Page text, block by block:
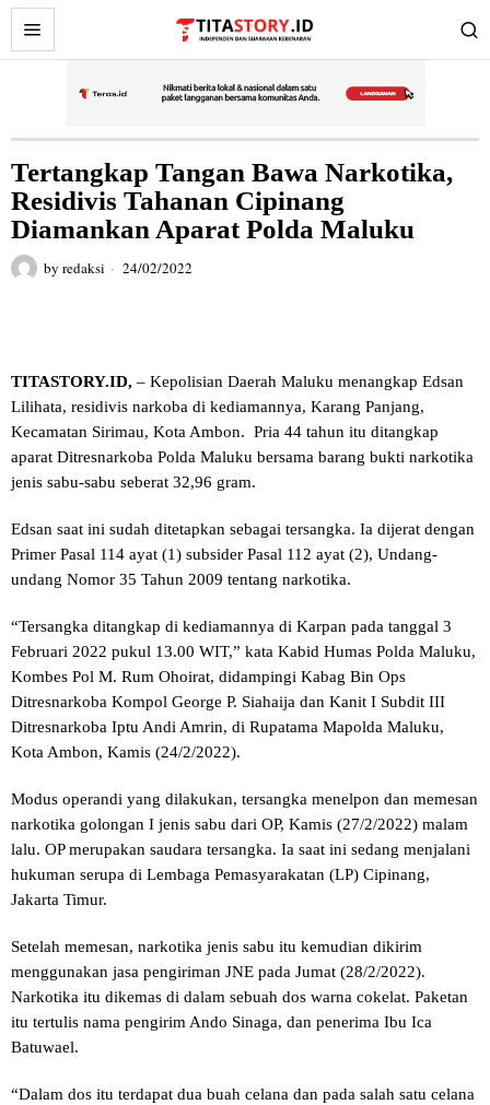
Tertangkap Tangan Bawa Narkotika,
Residivis Tahanan Cipinang
Diamankan Aparat Polda Maluku
by redaksi 24/02/2022
TITASTORY.ID, – Kepolisian Daerah Maluku menangkap Edsan
Lilihata, residivis narkoba di kediamannya, Karang Panjang,
Kecamatan Sirimau, Kota Ambon. Pria 44 tahun itu ditangkap
aparat Ditresnarkoba Polda Maluku bersama barang bukti narkotika
jenis sabu-sabu seberat 32,96 gram.
Edsan saat ini sudah ditetapkan sebagai tersangka. Ia dijerat dengan
Primer Pasal 114 ayat (1) subsider Pasal 112 ayat (2), Undang-
undang Nomor 35 Tahun 2009 tentang narkotika.
“Tersangka ditangkap di kediamannya di Karpan pada tanggal 3
Februari 2022 pukul 13.00 WIT,” kata Kabid Humas Polda Maluku,
Kombes Pol M. Rum Ohoirat, didampingi Kabag Bin Ops
Ditresnarkoba Kompol George P. Siahaija dan Kanit I Subdit III
Ditresnarkoba Iptu Andi Amrin, di Rupatama Mapolda Maluku,
Kota Ambon, Kamis (24/2/2022).
Modus operandi yang dilakukan, tersangka menelpon dan memesan
narkotika golongan I jenis sabu dari OP, Kamis (27/2/2022) malam
lalu. OP merupakan saudara tersangka. Ia saat ini sedang menjalani
hukuman serupa di Lembaga Pemasyarakatan (LP) Cipinang,
Jakarta Timur.
Setelah memesan, narkotika jenis sabu itu kemudian dikirim
menggunakan jasa pengiriman JNE pada Jumat (28/2/2022).
Narkotika itu dikemas di dalam sebuah dos warna cokelat. Paketan
itu tertulis nama pengirim Ando Sinaga, dan penerima Ibu Ica
Batuwael.
“Dalam dos itu terdapat dua buah celana dan pada salah satu celana